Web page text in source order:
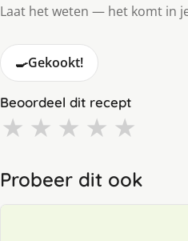
Laat het weten — het komt in
🍳Gekookt!
Beoordeel dit recept
★ ★ ★ ★ ★
Probeer dit ook